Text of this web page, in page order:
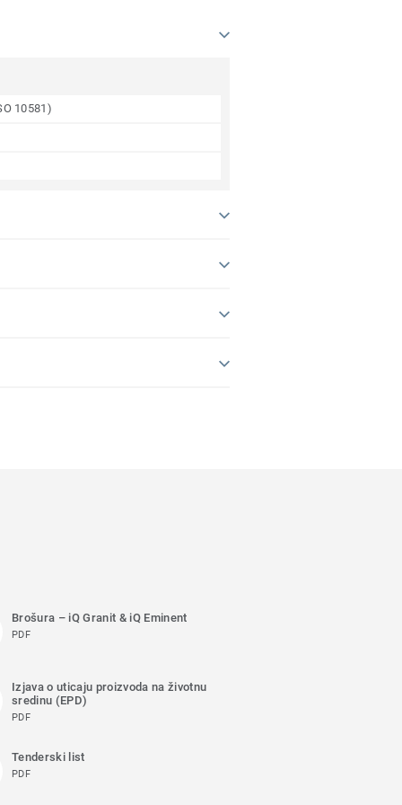
10581)
Brošura – iQ Granit & iQ Eminent
PDF
Izjava o uticaju proizvoda na životnu
sredinu (EPD)
PDF
Tenderski list
PDF